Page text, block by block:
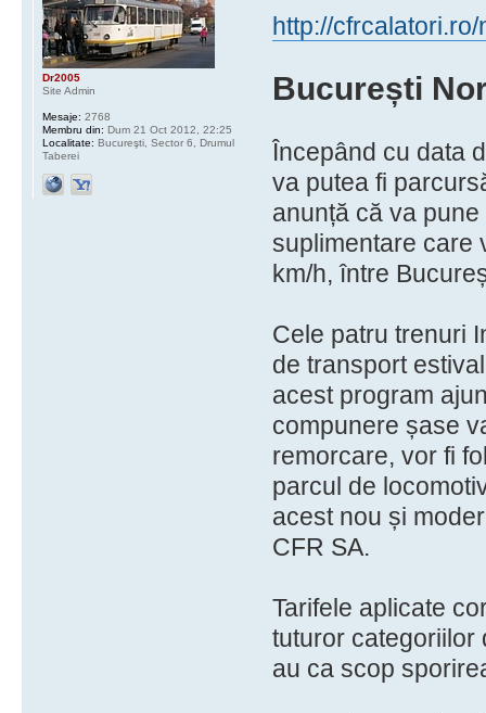
http://
București
Începând cu data
va putea fi
anunță că va
suplimentare care
km/h, între
Cele patru trenuri
de transport
acest program
compunere șase
remorcare, vor fi
parcul de
acest nou și
CFR SA.
Tarifele aplicate
tuturor categoriilor
au ca scop
Dr2005
Site Admin
Mesaje: 2768
Membru din: Dum 21 Oct 2012, 22:25
Localitate: Bucureşti, Sector 6, Drumul
Taberei